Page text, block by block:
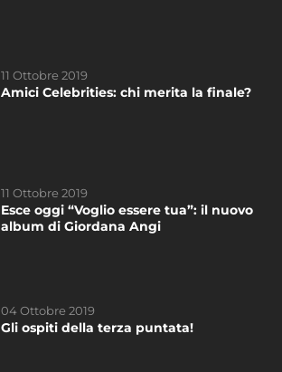
11 Ottobre 2019
Amici Celebrities: chi merita la finale?
11 Ottobre 2019
Esce oggi “Voglio essere tua”: il nuovo
album di Giordana Angi
04 Ottobre 2019
Gli ospiti della terza puntata!
14 Ottobre 2019
STOP al televoto!
11 Ottobre 2019
Maria De Filippi: giudice speciale di
#AmiciCelebrities
20 Settembre 2019
Amici Celebrities: concorrenti, giudici e